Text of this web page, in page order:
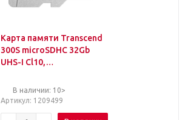
Карта памяти Transcend
300S microSDHC 32Gb
UHS-I Cl10,
В наличии: 10>
Артикул: 1209499